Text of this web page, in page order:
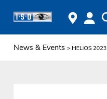
News & Events > HELiOS